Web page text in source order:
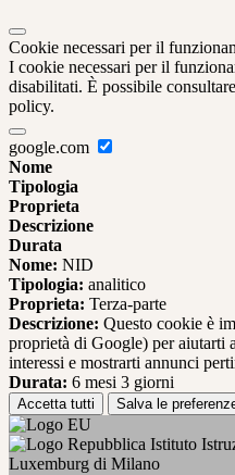
Cookie necessari per il
I cookie necessari per il
disabilitati. È possibile
policy.
google.com
Nome
Tipologia
Proprieta
Descrizione
Durata
Nome: NID
Tipologia: analitico
Proprieta: Terza-parte
Descrizione: Questo cookie è
proprietà di Google) per aiutarti
interessi e mostrarti annunci
Durata: 6 mesi 3 giorni
Accetta tutti Salva le
Istituto
Luxemburg di Milano